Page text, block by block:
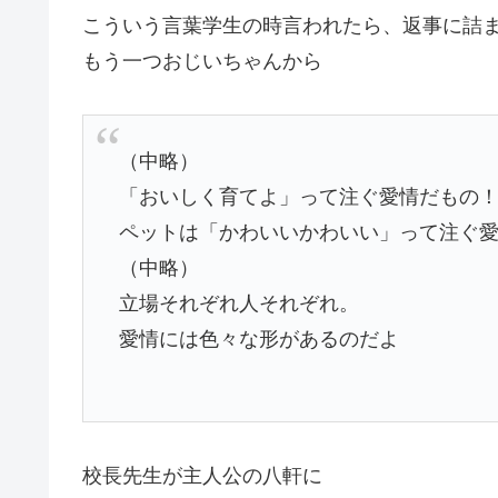
こういう言葉学生の時言われたら、返事に詰
もう一つおじいちゃんから
（中略）
「おいしく育てよ」って注ぐ愛情だもの！
ペットは「かわいいかわいい」って注ぐ
（中略）
立場それぞれ人それぞれ。
愛情には色々な形があるのだよ
校長先生が主人公の八軒に